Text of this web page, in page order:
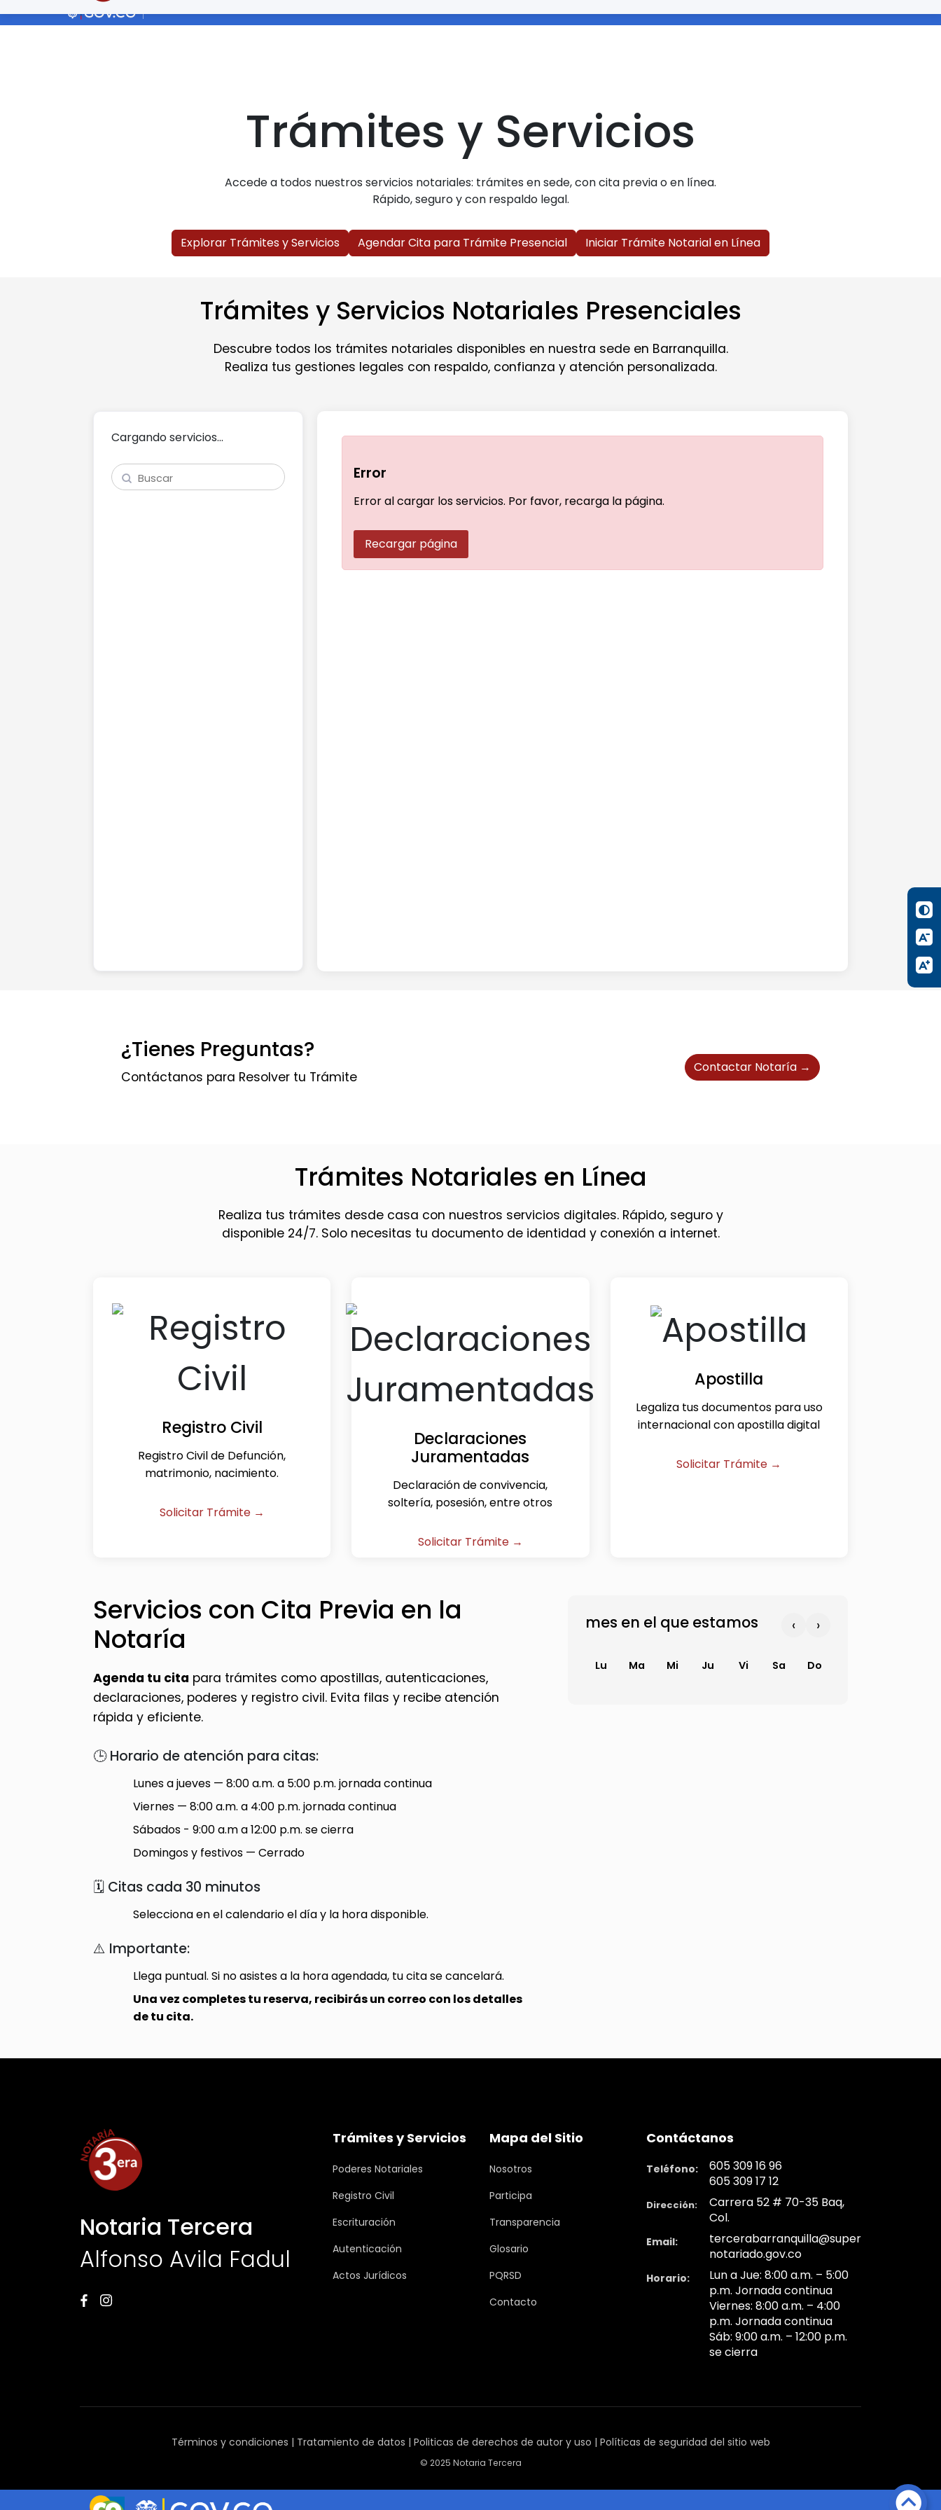
Trámites y Servicios
Accede a todos nuestros servicios notariales: trámites en sede, con cita previa o en línea.
Rápido, seguro y con respaldo legal.
Explorar Trámites y Servicios Agendar Cita para Trámite Presencial Iniciar Trámite Notarial en Línea
Trámites y Servicios Notariales Presenciales
Descubre todos los trámites notariales disponibles en nuestra sede en Barranquilla.
Realiza tus gestiones legales con respaldo, confianza y atención personalizada.
Cargando servicios...
Error
Error al cargar los servicios. Por favor, recarga la página.
Recargar página
¿Tienes Preguntas?
Contáctanos para Resolver tu Trámite
Contactar Notaría →
Trámites Notariales en Línea
Realiza tus trámites desde casa con nuestros servicios digitales. Rápido, seguro y
disponible 24/7. Solo necesitas tu documento de identidad y conexión a internet.
Registro Civil
Registro Civil de Defunción,
matrimonio, nacimiento.
Solicitar Trámite →
Declaraciones
Juramentadas
Declaración de convivencia,
soltería, posesión, entre otros
Solicitar Trámite →
Apostilla
Legaliza tus documentos para uso
internacional con apostilla digital
Solicitar Trámite →
Servicios con Cita Previa en la
Notaría
Agenda tu cita para trámites como apostillas, autenticaciones,
declaraciones, poderes y registro civil. Evita filas y recibe atención
rápida y eficiente.
🕒 Horario de atención para citas:
Lunes a jueves — 8:00 a.m. a 5:00 p.m. jornada continua
Viernes — 8:00 a.m. a 4:00 p.m. jornada continua
Sábados - 9:00 a.m a 12:00 p.m. se cierra
Domingos y festivos — Cerrado
🗓️ Citas cada 30 minutos
Selecciona en el calendario el día y la hora disponible.
⚠️ Importante:
Llega puntual. Si no asistes a la hora agendada, tu cita se cancelará.
Una vez completes tu reserva, recibirás un correo con los detalles
de tu cita.
mes en el que estamos ‹ ›
Lu Ma Mi Ju Vi Sa Do
Notaria Tercera
Alfonso Avila Fadul
Trámites y Servicios
Poderes Notariales
Registro Civil
Escrituración
Autenticación
Actos Jurídicos
Mapa del Sitio
Nosotros
Participa
Transparencia
Glosario
PQRSD
Contacto
Contáctanos
Teléfono:
605 309 16 96
605 309 17 12
Dirección:
Carrera 52 # 70-35 Baq,
Col.
Email:
tercerabarranquilla@super
notariado.gov.co
Horario:
Lun a Jue: 8:00 a.m. – 5:00
p.m. Jornada continua
Viernes: 8:00 a.m. – 4:00
p.m. Jornada continua
Sáb: 9:00 a.m. – 12:00 p.m.
se cierra
Términos y condiciones | Tratamiento de datos | Politicas de derechos de autor y uso | Políticas de seguridad del sitio web
© 2025 Notaria Tercera